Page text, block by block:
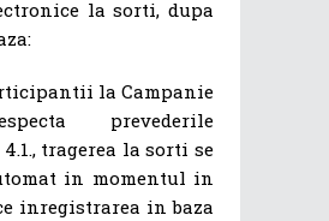
la sorti, dupa
la Campanie
prevederile
tragerea la sorti se
in momentul in
inregistrarea in baza